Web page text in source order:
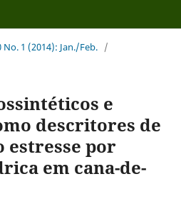
No. 1 (2014): Jan./Feb. /
e
descritores de
estresse por
em cana-de-